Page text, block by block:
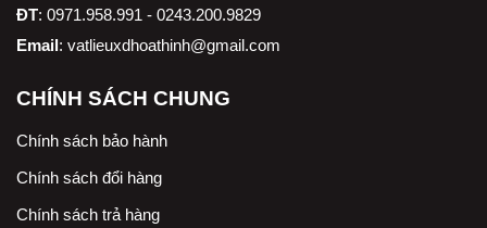
ĐT: 0971.958.991 - 0243.200.9829
Email: vatlieuxdhoathinh@gmail.com
CHÍNH SÁCH CHUNG
Chính sách bảo hành
Chính sách đổi hàng
Chính sách trả hàng